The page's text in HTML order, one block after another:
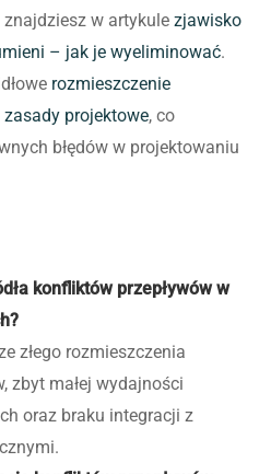
znajdziesz w artykule zjawisko
– jak je wyeliminować.
rozmieszczenie
projektowe, co
błędów w projektowaniu
konfliktów przepływów w
złego rozmieszczenia
zbyt małej wydajności
oraz braku integracji z